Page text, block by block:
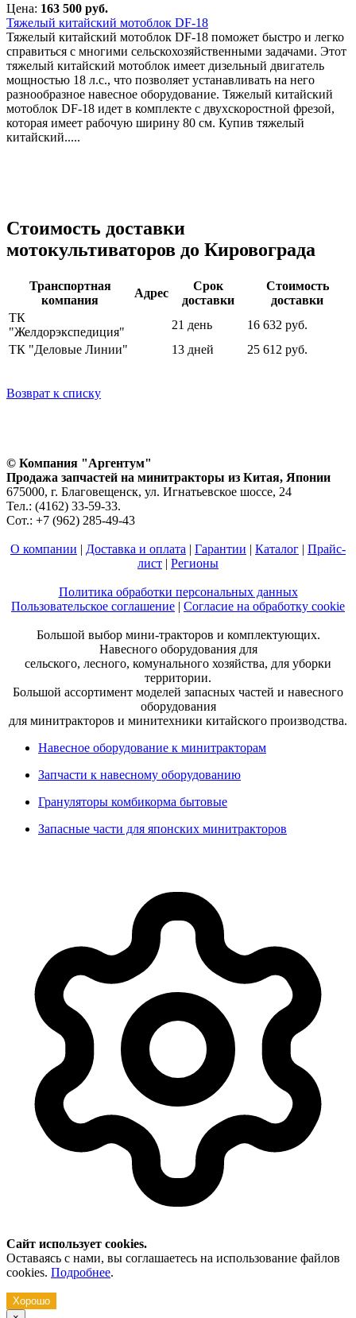
Цена: 163 500 руб.
Тяжелый китайский мотоблок DF-18
Тяжелый китайский мотоблок DF-18 поможет быстро и легко
справиться с многими сельскохозяйственными задачами. Этот
тяжелый китайский мотоблок имеет дизельный двигатель
мощностью 18 л.с., что позволяет устанавливать на него
разнообразное навесное оборудование. Тяжелый китайский
мотоблок DF-18 идет в комплекте с двухскоростной фрезой,
которая имеет рабочую ширину 80 см. Купив тяжелый
китайский.....
Стоимость доставки
мотокультиваторов до Кировограда
Транспортная
компания
Адрес
Срок
доставки
Стоимость
доставки
ТК
"Желдорэкспедиция"
21 день
16 632 руб.
ТК "Деловые Линии"
13 дней 25 612 руб.
Возврат к списку
© Компания "Аргентум"
Продажа запчастей на минитракторы из Китая, Японии
675000, г. Благовещенск, ул. Игнатьевское шоссе, 24
Тел.: (4162) 33-59-33.
Сот.: +7 (962) 285-49-43
О компании | Доставка и оплата | Гарантии | Каталог | Прайс-
лист | Регионы
Политика обработки персональных данных
Пользовательское соглашение | Согласие на обработку cookie
Большой выбор мини-тракторов и комплектующих.
Навесного оборудования для
сельского, лесного, комунального хозяйства, для уборки
территории.
Большой ассортимент моделей запасных частей и навесного
оборудования
для минитракторов и минитехники китайского производства.
Навесное оборудование к минитракторам
Запчасти к навесному оборудованию
Грануляторы комбикорма бытовые
Запасные части для японских минитракторов
Сайт использует cookies.
Оставаясь с нами, вы соглашаетесь на использование файлов
cookies. Подробнее.
Хорошо